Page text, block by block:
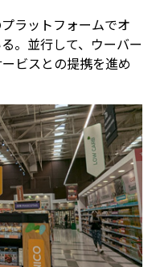
ラットフォームでオ
。並行して、ウーバー
ビスとの提携を進め